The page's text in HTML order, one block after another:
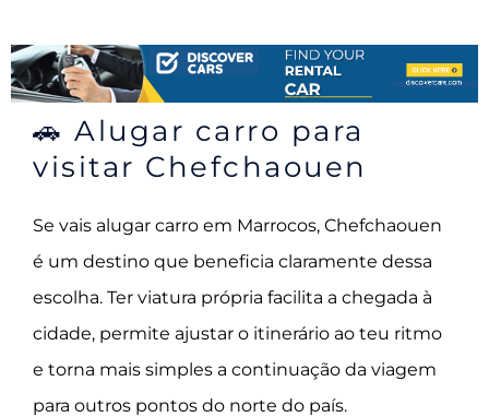
🚗 Alugar carro para
visitar Chefchaouen
Se vais alugar carro em Marrocos, Chefchaouen
é um destino que beneficia claramente dessa
escolha. Ter viatura própria facilita a chegada à
cidade, permite ajustar o itinerário ao teu ritmo
e torna mais simples a continuação da viagem
para outros pontos do norte do país.